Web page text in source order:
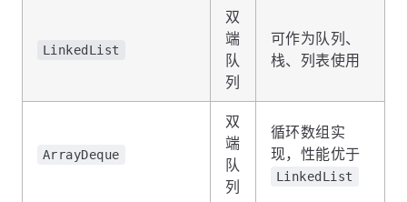
LinkedList
双
端
队
列
可作为队列、
栈、列表使用
ArrayDeque
双
端
队
列
循环数组实
现，性能优于
LinkedList